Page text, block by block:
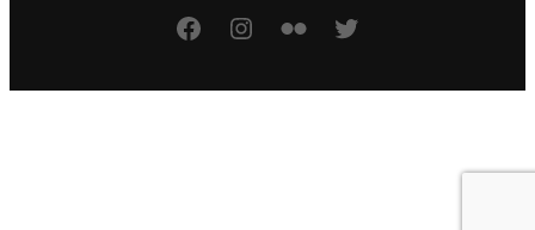
FacebookInstagram
FlickrTwitter